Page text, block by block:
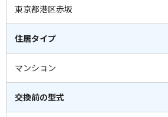
東京都港区赤坂
住居タイプ
マンション
交換前の型式